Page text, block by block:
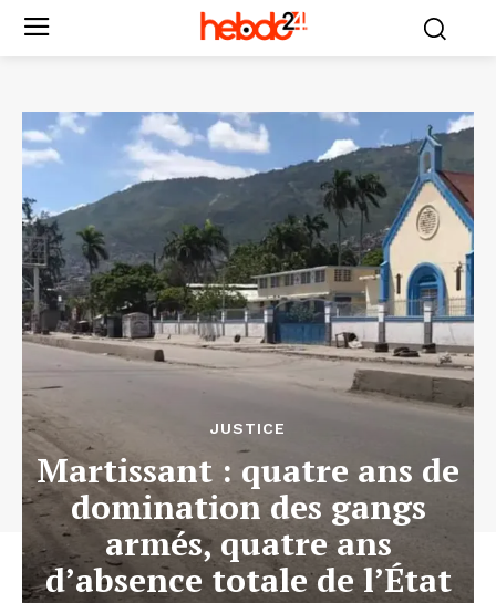
JUSTICE
Martissant : quatre ans de
domination des gangs
armés, quatre ans
d’absence totale de l’État